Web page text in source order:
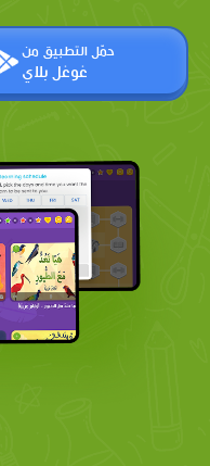
حمّل التطبيق من
غوغل بلاي